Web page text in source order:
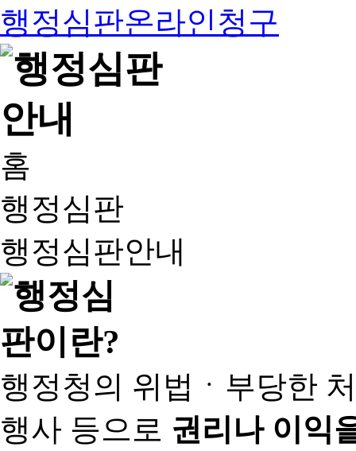
행정심판온라인청구
홈
행정심판
행정심판안내
행정청의 위법ㆍ부당한
행사 등으로 권리나 이익